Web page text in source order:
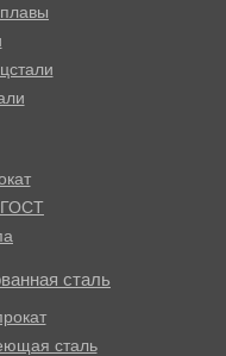
ГОСТ
сталь
сталь